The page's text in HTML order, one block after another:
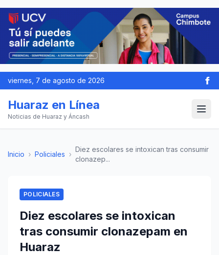
viernes, 7 de agosto de 2026
Huaraz en Línea
Noticias de Huaraz y Áncash
Inicio › Policiales ›
Diez escolares se intoxican tras consumir
clonazep...
POLICIALES
Diez escolares se intoxican
tras consumir clonazepam en
Huaraz